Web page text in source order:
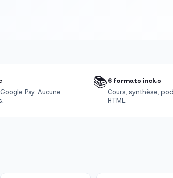
Pay. Aucune
📚6 formats inclus
Cours, synthèse,
HTML.